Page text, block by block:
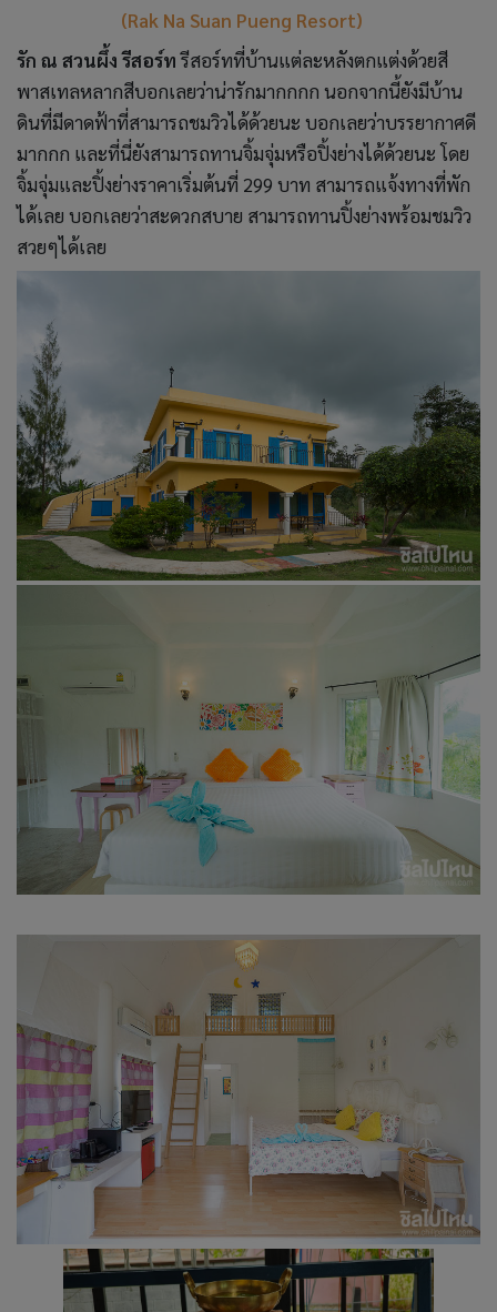
(Rak Na Suan Pueng Resort)
รัก ณ สวนผึ้ง รีสอร์ทรีสอร์ทที่บ้านแต่ละหลังตกแต่งด้วยสี
พาสเทลหลากสีบอกเลยว่าน่ารักมากกกก นอกจากนี้ยังมีบ้าน
ดินที่มีดาดฟ้าที่สามารถชมวิวได้ด้วยนะ บอกเลยว่าบรรยากาศดี
มากกก และที่นี่ยังสามารถทานจิ้มจุ่มหรือปิ้งย่างได้ด้วยนะ โดย
จิ้มจุ่มและปิ้งย่างราคาเริ่มต้นที่ 299 บาท สามารถแจ้งทางที่พัก
ได้เลย บอกเลยว่าสะดวกสบาย สามารถทานปิ้งย่างพร้อมชมวิว
สวยๆได้เลย